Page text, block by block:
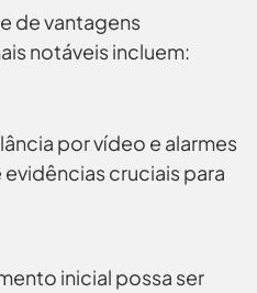
de vantagens
notáveis incluem:
por vídeo e alarmes
cruciais para
inicial possa ser